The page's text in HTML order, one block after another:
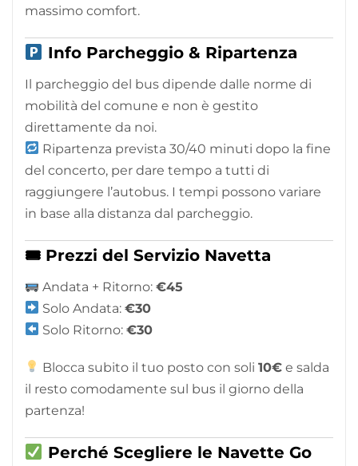
massimo comfort.
Info Parcheggio & Ripartenza
Il parcheggio del bus dipende dalle norme di
mobilità del comune e non è gestito
direttamente da noi.
Ripartenza prevista 30/40 minuti dopo la fine
del concerto, per dare tempo a tutti di
raggiungere l’autobus. I tempi possono variare
in base alla distanza dal parcheggio.
🎟 Prezzi del Servizio Navetta
Andata + Ritorno:€45
Solo Andata:€30
Solo Ritorno:€30
Blocca subito il tuo posto con soli10€ e salda
il resto comodamente sul bus il giorno della
partenza!
Perché Scegliere le Navette Go